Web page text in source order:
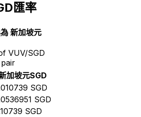
匯率
新加坡元
VUV/SGD
加坡元SGD
SGD
SGD
SGD